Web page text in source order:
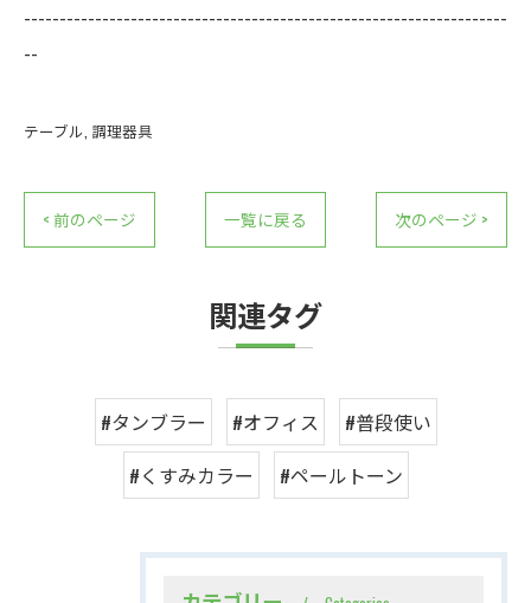
--------------------------------------------------------------------
--
テーブル 調理器具
< 前のページ 一覧に戻る 次のページ >
関連タグ
#タンブラー #オフィス
#普段使い
#くすみカラー
#ペールトーン